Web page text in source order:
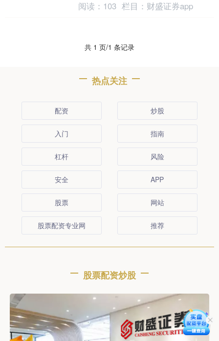
为投资者提供安全....
阅读： 103 栏目： 财盛证券app
共 1 页/1 条记录
热点关注
配资 炒股
入门 指南
杠杆 风险
安全 APP
股票 网站
股票配资专业网 推荐
股票配资炒股